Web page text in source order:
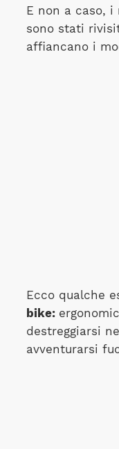
E non a caso, i
sono stati
affiancano i
Ecco qualche
bike:
destreggiarsi
avventurarsi